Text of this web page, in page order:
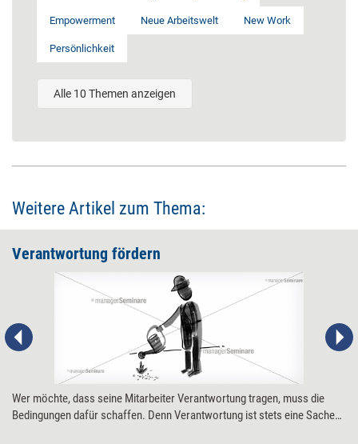
Empowerment Neue Arbeitswelt New Work
Persönlichkeit
Alle 10 Themen anzeigen
Weitere Artikel zum Thema:
Verantwortung ­fördern
Wer möchte, dass seine Mitarbeiter Verantwortung tragen, muss die
Bedingungen dafür schaffen. Denn Verantwortung ist stets eine Sache